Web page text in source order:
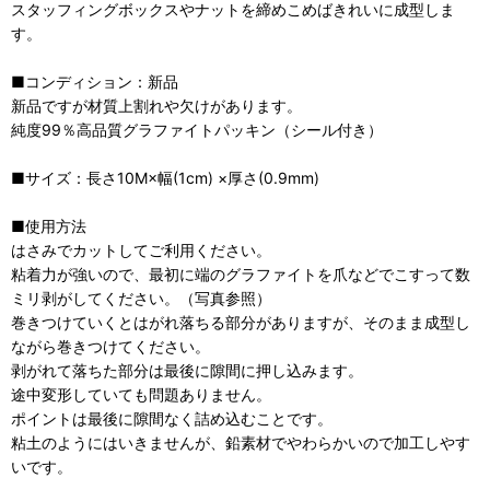
スタッフィングボックスやナットを締めこめばきれいに成型しま
す。
■コンディション：新品
新品ですが材質上割れや欠けがあります。
純度99％高品質グラファイトパッキン（シール付き）
■サイズ：長さ10M×幅(1cm) ×厚さ(0.9mm)
■使用方法
はさみでカットしてご利用ください。
粘着力が強いので、最初に端のグラファイトを爪などでこすって数
ミリ剥がしてください。（写真参照）
巻きつけていくとはがれ落ちる部分がありますが、そのまま成型し
ながら巻きつけてください。
剥がれて落ちた部分は最後に隙間に押し込みます。
途中変形していても問題ありません。
ポイントは最後に隙間なく詰め込むことです。
粘土のようにはいきませんが、鉛素材でやわらかいので加工しやす
いです。